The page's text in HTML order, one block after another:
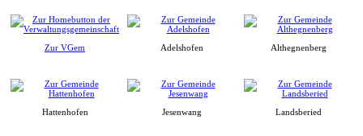
Zur VGem Adelshofen Althegnenberg
Hattenhofen Jesenwang Landsberied